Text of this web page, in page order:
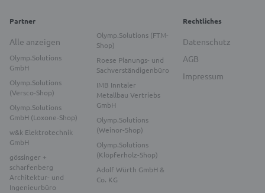
Partner
Alle anzeigen
Olymp.Solutions
GmbH
Olymp.Solutions
(Versco-Shop)
Olymp.Solutions
GmbH (Loxone-Shop)
w&k Elektrotechnik
GmbH
gössinger +
scharfenberg
Architektur- und
Ingenieurbüro
Olymp.Solutions (FTM-
Shop)
Roese Planungs- und
Sachverständigenbüro
IMB Inntaler
Metallbau Vertriebs
GmbH
Olymp.Solutions
(Weinor-Shop)
Olymp.Solutions
(Klöpferholz-Shop)
Adolf Würth GmbH &
Co. KG
Rechtliches
Datenschutz
AGB
Impressum